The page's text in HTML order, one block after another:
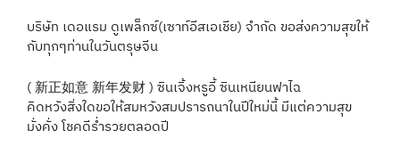
บริษัท เดอแรม ดูเพล็กซ์(เซาท์อีสเอเชีย) จำกัด ขอส่งความสุขให้
กับทุกๆท่านในวันตรุษจีน
( 新正如意 新年发财 ) ซินเจิ้งหรูอี้ ซินเหนียนฟาไฉ
คิดหวังสิ่งใดขอให้สมหวังสมปรารถนาในปีใหม่นี้ มีแต่ความสุข
มั่งคั่ง โชคดีร่ำรวยตลอดปี